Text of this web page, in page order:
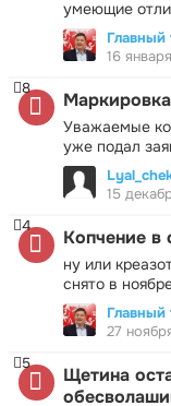
умеющие
Главный
16
Уважаемые
уже подал
8
15
Копчение в
ну или
снято в
4
Главный
27
Щетина
5